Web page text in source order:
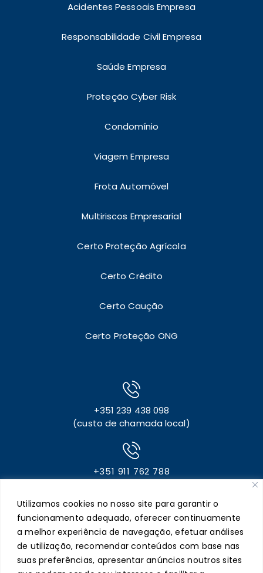
Utilizamos cookies no nosso site para garantir o
funcionamento adequado, oferecer continuamente
a melhor experiência de navegação, efetuar análises
de utilização, recomendar conteúdos com base nas
suas preferências, apresentar anúncios noutros sites
Acidentes Pessoais Empresa
Responsabilidade Civil Empresa
Saúde Empresa
Proteção Cyber Risk
Condomínio
Viagem Empresa
Frota Automóvel
Multiriscos Empresarial
Certo Proteção Agrícola
Certo Crédito
Certo Caução
Certo Proteção ONG
+351 239 438 098
(custo de chamada local)
+351 911 762 788
+351 911 091 588
(apenas para mensagem via Whatsapp)